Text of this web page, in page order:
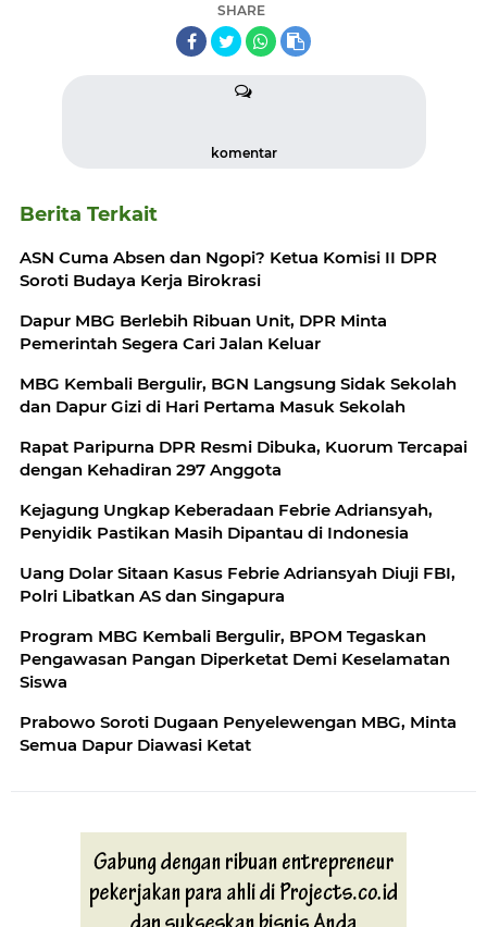
SHARE
komentar
Berita Terkait
ASN Cuma Absen dan Ngopi? Ketua Komisi II DPR
Soroti Budaya Kerja Birokrasi
Dapur MBG Berlebih Ribuan Unit, DPR Minta
Pemerintah Segera Cari Jalan Keluar
MBG Kembali Bergulir, BGN Langsung Sidak Sekolah
dan Dapur Gizi di Hari Pertama Masuk Sekolah
Rapat Paripurna DPR Resmi Dibuka, Kuorum Tercapai
dengan Kehadiran 297 Anggota
Kejagung Ungkap Keberadaan Febrie Adriansyah,
Penyidik Pastikan Masih Dipantau di Indonesia
Uang Dolar Sitaan Kasus Febrie Adriansyah Diuji FBI,
Polri Libatkan AS dan Singapura
Program MBG Kembali Bergulir, BPOM Tegaskan
Pengawasan Pangan Diperketat Demi Keselamatan
Siswa
Prabowo Soroti Dugaan Penyelewengan MBG, Minta
Semua Dapur Diawasi Ketat